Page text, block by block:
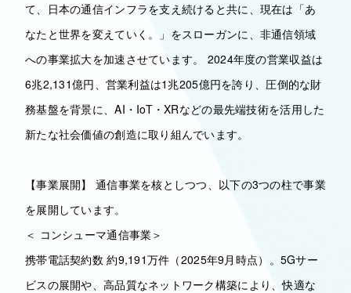
て、日本の通信インフラを支え続けると共に、現在は「あ
なたと世界を変えていく。」をスローガンに、非通信領域
への事業拡大を加速させています。 2024年度の営業収益は
6兆2,131億円、営業利益は1兆205億円を誇り、圧倒的な財
務基盤を背景に、AI・IoT・XRなどの最先端技術を活用した
新たな社会価値の創造に取り組んでいます。
【事業展開】 通信事業を核としつつ、以下の3つの柱で事業
を展開しています。
＜ コンシューマ通信事業＞
携帯電話契約数 約9,191万件（2025年9月時点）。5Gサー
ビスの展開や、高品質なネットワーク構築により、快適な